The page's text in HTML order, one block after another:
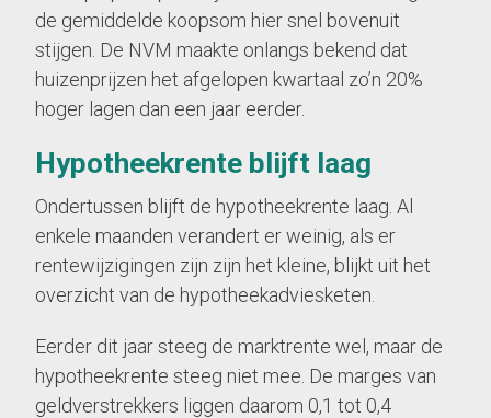
de gemiddelde koopsom hier snel bovenuit
stijgen. De NVM maakte onlangs bekend dat
huizenprijzen het afgelopen kwartaal zo’n 20%
hoger lagen dan een jaar eerder.
Hypotheekrente blijft laag
Ondertussen blijft de hypotheekrente laag. Al
enkele maanden verandert er weinig, als er
rentewijzigingen zijn zijn het kleine, blijkt uit het
overzicht van de hypotheekadviesketen.
Eerder dit jaar steeg de marktrente wel, maar de
hypotheekrente steeg niet mee. De marges van
geldverstrekkers liggen daarom 0,1 tot 0,4